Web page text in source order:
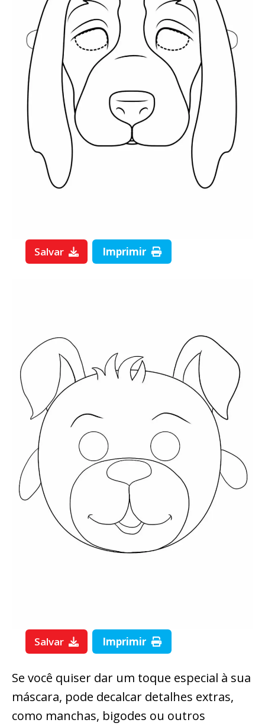
Salvar Imprimir
Salvar Imprimir
Se você quiser dar um toque especial à sua
máscara, pode decalcar detalhes extras,
como manchas, bigodes ou outros